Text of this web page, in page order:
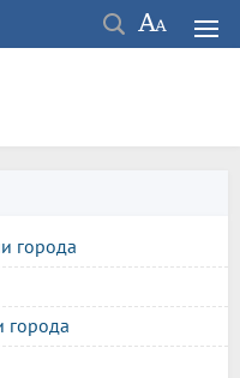
города
города